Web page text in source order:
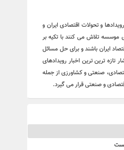
و تحولات اقتصادی ایران و
موسسه تلاش می کنند با تکیه بر
ایران باشند و برای حل مسائل
تازه ترین ترین اخبار رویدادهای
صنعتی و کشاورزی از جمله
و صنعتی قرار می گیرد.